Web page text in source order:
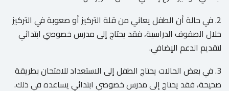
2. في حالة أن الطفل يعاني من قلة التركيز أو صعوبة في التركيز
خلال الصفوف الدراسية، فقد يحتاج إلى مدرس خصوصي ابتدائي
لتقديم الدعم الإضافي.
3. في بعض الحالات يحتاج الطفل إلى الاستعداد للامتحان بطريقة
صحيحة، فقد يحتاج إلى مدرس خصوصي ابتدائي يساعده في ذلك.